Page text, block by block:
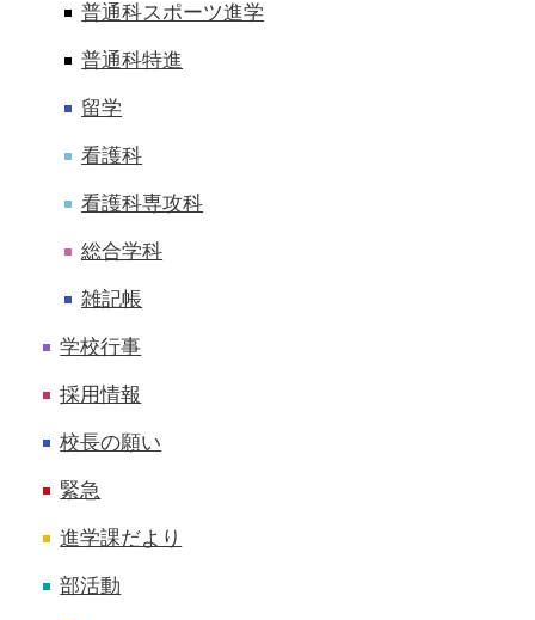
普通科スポーツ進学
普通科特進
留学
看護科
看護科専攻科
総合学科
雑記帳
学校行事
採用情報
校長の願い
緊急
進学課だより
部活動